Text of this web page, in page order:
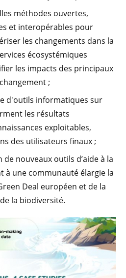
méthodes ouvertes,
et interopérables pour
les changements dans la
écosystémiques
les impacts des principaux
;
d'outils informatiques sur
les résultats
exploitables,
des utilisateurs finaux ;
nouveaux outils d’aide à la
à une communauté élargie la
Deal européen et de la
la biodiversité.